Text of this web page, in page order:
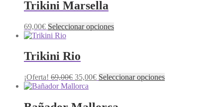
Trikini Marsella
69,00€ Seleccionar opciones
Trikini Rio
¡Oferta! 69,00€ 35,00€ Seleccionar opciones